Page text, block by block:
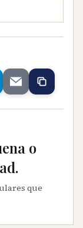
o
que